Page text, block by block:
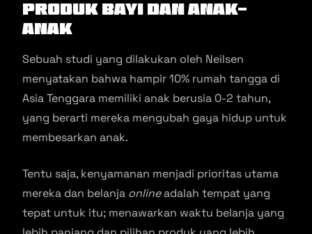
Produk Bayi dan Anak-
Anak
Sebuah studi yang dilakukan oleh Neilsen
menyatakan bahwa hampir 10% rumah tangga di
Asia Tenggara memiliki anak berusia 0-2 tahun,
yang berarti mereka mengubah gaya hidup untuk
membesarkan anak.
Tentu saja, kenyamanan menjadi prioritas utama
mereka dan belanja onlineadalah tempat yang
tepat untuk itu; menawarkan waktu belanja yang